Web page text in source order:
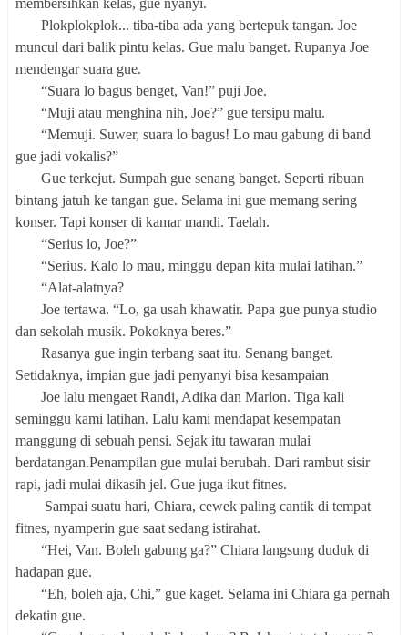
Plokplokplok... tiba-tiba ada yang bertepuk tangan. Joe
muncul dari balik pintu kelas. Gue malu banget. Rupanya Joe
mendengar suara gue.
“Suara lo bagus benget, Van!” puji Joe.
“Muji atau menghina nih, Joe?” gue tersipu malu.
“Memuji. Suwer, suara lo bagus! Lo mau gabung di band
gue jadi vokalis?”
Gue terkejut. Sumpah gue senang banget. Seperti ribuan
bintang jatuh ke tangan gue. Selama ini gue memang sering
konser. Tapi konser di kamar mandi. Taelah.
“Serius lo, Joe?”
“Serius. Kalo lo mau, minggu depan kita mulai latihan.”
“Alat-alatnya?
Joe tertawa. “Lo, ga usah khawatir. Papa gue punya studio
dan sekolah musik. Pokoknya beres.”
Rasanya gue ingin terbang saat itu. Senang banget.
Setidaknya, impian gue jadi penyanyi bisa kesampaian
Joe lalu mengaet Randi, Adika dan Marlon. Tiga kali
seminggu kami latihan. Lalu kami mendapat kesempatan
manggung di sebuah pensi. Sejak itu tawaran mulai
berdatangan.Penampilan gue mulai berubah. Dari rambut sisir
rapi, jadi mulai dikasih jel. Gue juga ikut fitnes.
Sampai suatu hari, Chiara, cewek paling cantik di tempat
fitnes, nyamperin gue saat sedang istirahat.
“Hei, Van. Boleh gabung ga?” Chiara langsung duduk di
hadapan gue.
“Eh, boleh aja, Chi,” gue kaget. Selama ini Chiara ga pernah
dekatin gue.